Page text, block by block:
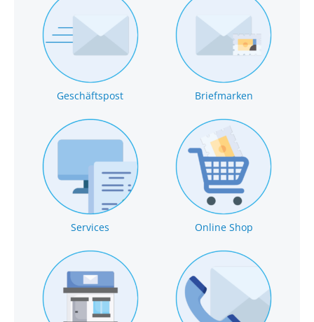
Geschäftspost Briefmarken
Services Online Shop